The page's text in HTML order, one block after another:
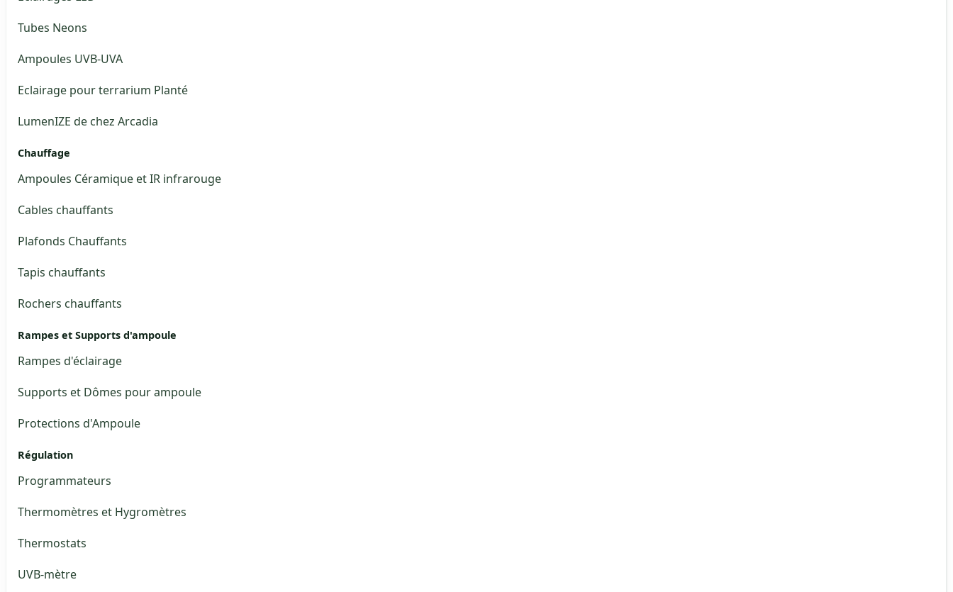
Tubes Neons
Ampoules UVB-UVA
Eclairage pour terrarium Planté
LumenIZE de chez Arcadia
Chauffage
Ampoules Céramique et IR infrarouge
Cables chauffants
Plafonds Chauffants
Tapis chauffants
Rochers chauffants
Rampes et Supports d'ampoule
Rampes d'éclairage
Supports et Dômes pour ampoule
Protections d'Ampoule
Régulation
Programmateurs
Thermomètres et Hygromètres
Thermostats
UVB-mètre